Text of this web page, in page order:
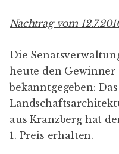
Nachtrag vom
Die
heute den Gewinner
bekanntgegeben: Das
aus Kranzberg hat
1. Preis erhalten.